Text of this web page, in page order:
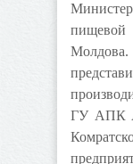
пищевой
ГУ АПК